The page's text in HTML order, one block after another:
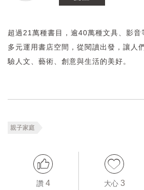
超過21萬種書目，逾40萬種文具、影音
多元運用書店空間，從閱讀出發，讓人
驗人文、藝術、創意與生活的美好。
親子家庭
讚 4 大心 3